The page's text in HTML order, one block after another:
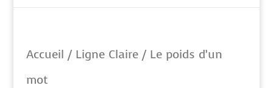
Accueil / Ligne Claire/ Le poids d’un
mot